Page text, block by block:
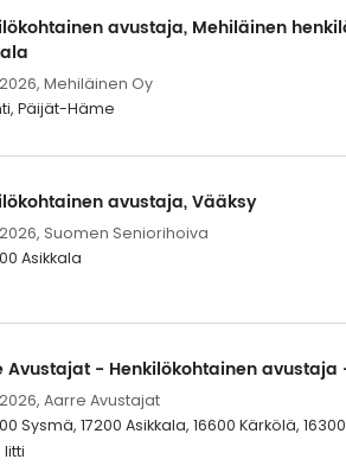
avustaja, Mehiläinen
Mehiläinen Oy
Päijät-Häme
avustaja, Vääksy
Suomen Seniorihoiva
Asikkala
Avustajat - Henkilökohtainen
Aarre Avustajat
Sysmä, 17200 Asikkala, 16600 Kärkölä,
Iitti